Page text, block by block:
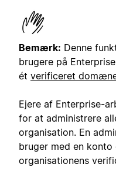
Bemærk: Denne
brugere på
ét verificeret
Ejere af Enterprise-
for at administrere
organisation. En
bruger med en
organisationens